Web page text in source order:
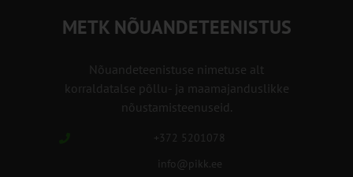
METK NÕUANDETEENISTUS
Nõuandeteenistuse nimetuse alt
korraldatalse põllu- ja maamajanduslikke
nõustamisteenuseid.
+372 5201078
info@pikk.ee